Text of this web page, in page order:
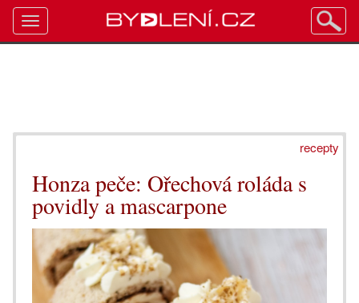
recepty
Honza peče: Ořechová roláda s
povidly a mascarpone
Toggle
navigation